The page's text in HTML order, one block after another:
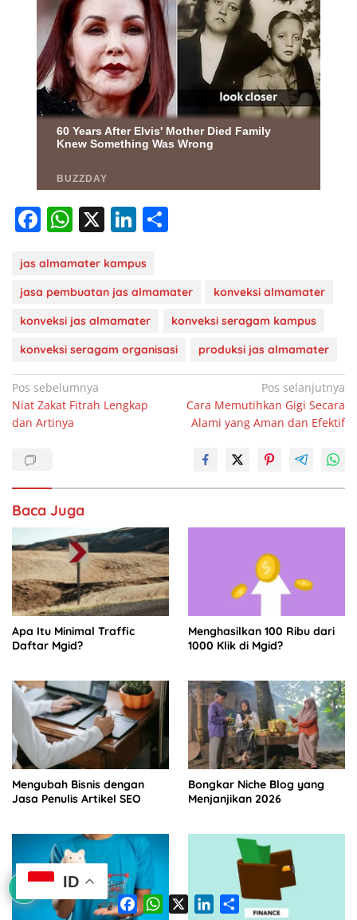
F
c
e
b
o
o
k
W
at
s
A
p
p
X Li
k
e
dI
n
e
jas almamater kampus
jasa pembuatan jas almamater
konveksi almamater
konveksi jas almamater
konveksi seragam kampus
konveksi seragam organisasi
produksi jas almamater
Navigasi
pos
Pos sebelumnya
Niat Zakat Fitrah Lengkap
dan Artinya
Pos selanjutnya
Cara Memutihkan Gigi Secara
Alami yang Aman dan Efektif
Baca Juga
Apa Itu Minimal Traffic
Daftar Mgid?
Menghasilkan 100 Ribu dari
1000 Klik di Mgid?
Mengubah Bisnis dengan
Jasa Penulis Artikel SEO
Bongkar Niche Blog yang
Menjanjikan 2026
F
a
W
h
S
h
ID